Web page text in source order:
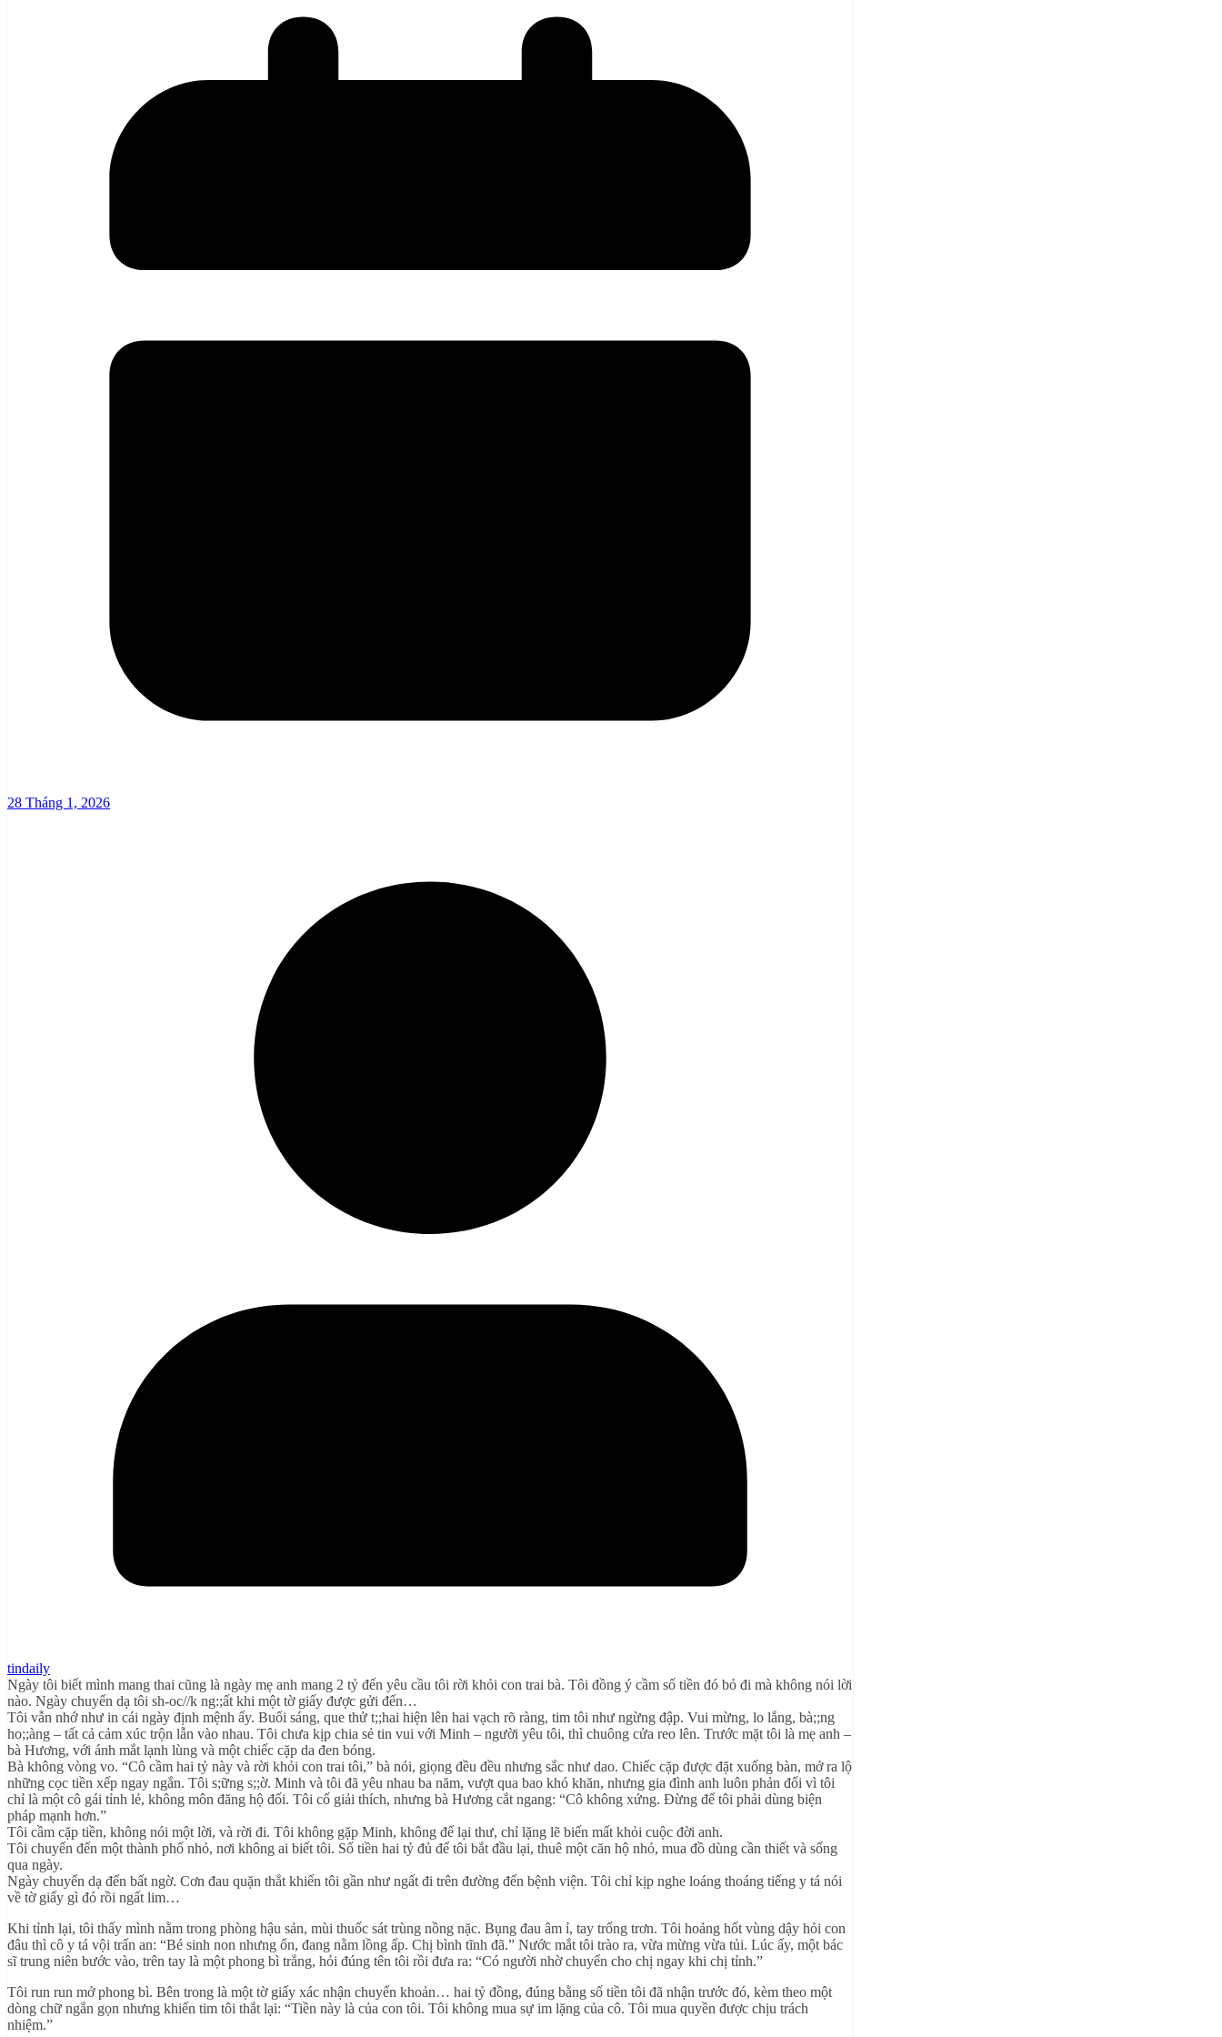
28 Tháng 1, 2026
tindaily
Ngày tôi biết mình mang thai cũng là ngày mẹ anh mang 2 tỷ đến yêu cầu tôi rời khỏi con trai bà. Tôi đồng ý cầm số tiền đó bỏ đi mà không nói lời
nào. Ngày chuyển dạ tôi sh-oc//k ng:;ất khi một tờ giấy được gửi đến…
Tôi vẫn nhớ như in cái ngày định mệnh ấy. Buổi sáng, que thử t;;hai hiện lên hai vạch rõ ràng, tim tôi như ngừng đập. Vui mừng, lo lắng, bà;;ng
ho;;àng – tất cả cảm xúc trộn lẫn vào nhau. Tôi chưa kịp chia sẻ tin vui với Minh – người yêu tôi, thì chuông cửa reo lên. Trước mặt tôi là mẹ anh –
bà Hương, với ánh mắt lạnh lùng và một chiếc cặp da đen bóng.
Bà không vòng vo. “Cô cầm hai tỷ này và rời khỏi con trai tôi,” bà nói, giọng đều đều nhưng sắc như dao. Chiếc cặp được đặt xuống bàn, mở ra lộ
những cọc tiền xếp ngay ngắn. Tôi s;ững s;;ờ. Minh và tôi đã yêu nhau ba năm, vượt qua bao khó khăn, nhưng gia đình anh luôn phản đối vì tôi
chỉ là một cô gái tỉnh lẻ, không môn đăng hộ đối. Tôi cố giải thích, nhưng bà Hương cắt ngang: “Cô không xứng. Đừng để tôi phải dùng biện
pháp mạnh hơn.”
Tôi cầm cặp tiền, không nói một lời, và rời đi. Tôi không gặp Minh, không để lại thư, chỉ lặng lẽ biến mất khỏi cuộc đời anh.
Tôi chuyển đến một thành phố nhỏ, nơi không ai biết tôi. Số tiền hai tỷ đủ để tôi bắt đầu lại, thuê một căn hộ nhỏ, mua đồ dùng cần thiết và sống
qua ngày.
Ngày chuyển dạ đến bất ngờ. Cơn đau quặn thắt khiến tôi gần như ngất đi trên đường đến bệnh viện. Tôi chỉ kịp nghe loáng thoáng tiếng y tá nói
về tờ giấy gì đó rồi ngất lim…
Khi tỉnh lại, tôi thấy mình nằm trong phòng hậu sản, mùi thuốc sát trùng nồng nặc. Bụng đau âm ỉ, tay trống trơn. Tôi hoảng hốt vùng dậy hỏi con
đâu thì cô y tá vội trấn an: “Bé sinh non nhưng ổn, đang nằm lồng ấp. Chị bình tĩnh đã.” Nước mắt tôi trào ra, vừa mừng vừa tủi. Lúc ấy, một bác
sĩ trung niên bước vào, trên tay là một phong bì trắng, hỏi đúng tên tôi rồi đưa ra: “Có người nhờ chuyển cho chị ngay khi chị tỉnh.”
Tôi run run mở phong bì. Bên trong là một tờ giấy xác nhận chuyển khoản… hai tỷ đồng, đúng bằng số tiền tôi đã nhận trước đó, kèm theo một
dòng chữ ngắn gọn nhưng khiến tim tôi thắt lại: “Tiền này là của con tôi. Tôi không mua sự im lặng của cô. Tôi mua quyền được chịu trách
nhiệm.”